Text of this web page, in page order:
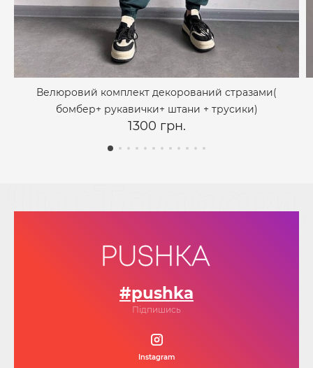
Велюровий комплект декорований стразами(
бомбер+ рукавички+ штани + трусики)
1300 грн.
#pushka
Підпишись
Instagram